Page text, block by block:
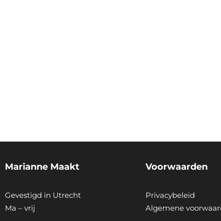
Marianne Maakt
Gevestigd in Utrecht
Ma – vrij
Voorwaarden
Privacybeleid
Algemene